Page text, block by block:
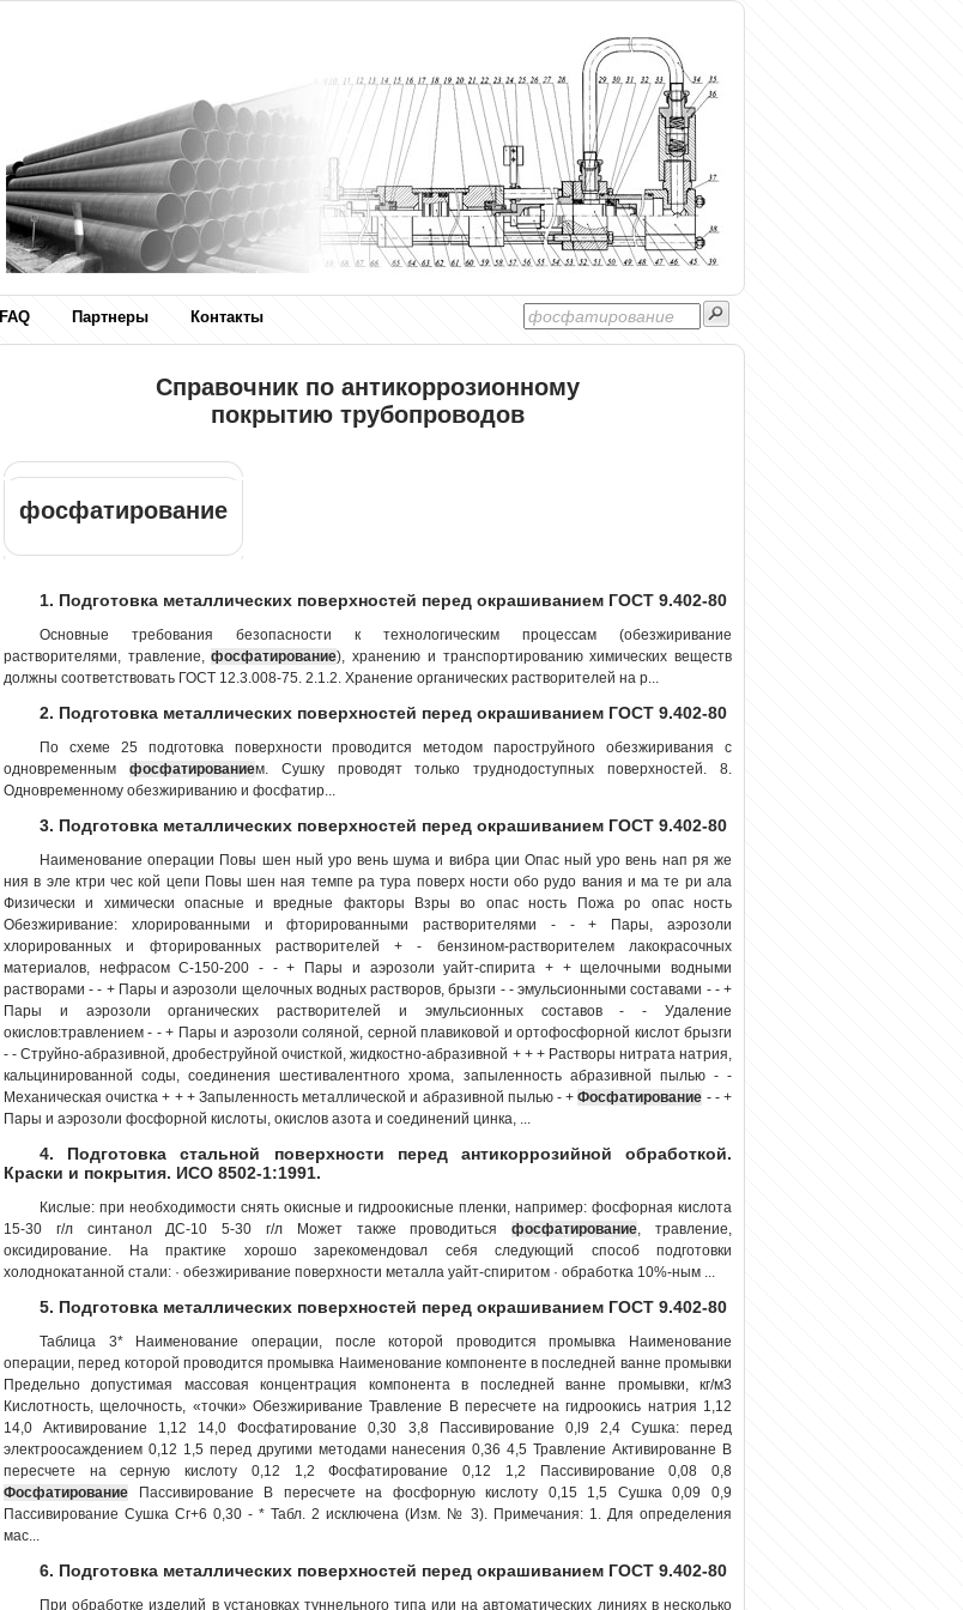
FAQ Партнеры Контакты
Справочник по антикоррозионному
покрытию трубопроводов
фосфатирование
1. Подготовка металлических поверхностей перед окрашиванием ГОСТ 9.402-80
Основные требования безопасности к технологическим процессам (обезжиривание
растворителями, травление,фосфатирование), хранению и транспортированию химических веществ
должны соответствовать ГОСТ 12.3.008-75. 2.1.2. Хранение органических растворителей на р...
2. Подготовка металлических поверхностей перед окрашиванием ГОСТ 9.402-80
По схеме 25 подготовка поверхности проводится методом пароструйного обезжиривания с
одновременным фосфатированием. Сушку проводят только труднодоступных поверхностей. 8.
Одновременному обезжириванию и фосфатир...
3. Подготовка металлических поверхностей перед окрашиванием ГОСТ 9.402-80
Наименование операции Повы шен ный уро вень шума и вибра ции Опас ный уро вень нап ря же
ния в эле ктри чес кой цепи Повы шен ная темпе ра тура поверх ности обо рудо вания и ма те ри ала
Физически и химически опасные и вредные факторы Взры во опас ность Пожа ро опас ность
Обезжиривание: хлорированными и фторированными растворителями - - + Пары, аэрозоли
хлорированных и фторированных растворителей + - бензином-растворителем лакокрасочных
материалов, нефрасом С-150-200 - - + Пары и аэрозоли уайт-спирита + + щелочными водными
растворами - - + Пары и аэрозоли щелочных водных растворов, брызги - - эмульсионными составами - - +
Пары и аэрозоли органических растворителей и эмульсионных составов - - Удаление
окислов:травлением - - + Пары и аэрозоли соляной, серной плавиковой и ортофосфорной кислот брызги
- - Струйно-абразивной, дробеструйной очисткой, жидкостно-абразивной + + + Растворы нитрата натрия,
кальцинированной соды, соединения шестивалентного хрома, запыленность абразивной пылью - -
Механическая очистка + + + Запыленность металлической и абразивной пылью - +Фосфатирование - - +
Пары и аэрозоли фосфорной кислоты, окислов азота и соединений цинка, ...
4. Подготовка стальной поверхности перед антикоррозийной обработкой.
Краски и покрытия. ИСО 8502-1:1991.
Кислые: при необходимости снять окисные и гидроокисные пленки, например: фосфорная кислота
15-30 г/л синтанол ДС-10 5-30 г/л Может также проводитьсяфосфатирование, травление,
оксидирование. На практике хорошо зарекомендовал себя следующий способ подготовки
холоднокатанной стали: · обезжиривание поверхности металла уайт-спиритом · обработка 10%-ным ...
5. Подготовка металлических поверхностей перед окрашиванием ГОСТ 9.402-80
Таблица 3* Наименование операции, после которой проводится промывка Наименование
операции, перед которой проводится промывка Наименование компоненте в последней ванне промывки
Предельно допустимая массовая концентрация компонента в последней ванне промывки, кг/м3
Кислотность, щелочность, «точки» Обезжиривание Травление В пересчете на гидроокись натрия 1,12
14,0 Активирование 1,12 14,0 Фосфатирование 0,30 3,8 Пассивирование 0,l9 2,4 Сушка: перед
электроосаждением 0,12 1,5 перед другими методами нанесения 0,36 4,5 Травление Активированне В
пересчете на серную кислоту 0,12 1,2 Фосфатирование 0,12 1,2 Пассивирование 0,08 0,8
Фосфатирование Пассивирование В пересчете на фосфорную кислоту 0,15 1,5 Сушка 0,09 0,9
Пассивирование Сушка Сг+6 0,30 - * Табл. 2 исключена (Изм. № 3). Примечания: 1. Для определения
мас...
6. Подготовка металлических поверхностей перед окрашиванием ГОСТ 9.402-80
При обработке изделий в установках туннельного типа или на автоматических линиях в несколько